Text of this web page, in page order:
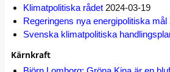
Klimatpolitiska rådet 2024-03-19
Regeringens nya energipolitiska mål
Svenska klimatpolitiska
Kärnkraft